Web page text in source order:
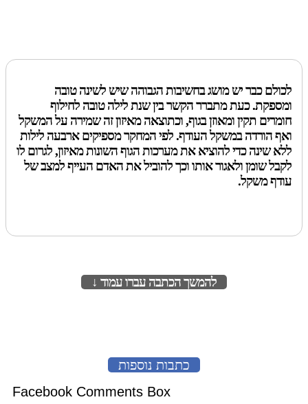
לכולם כבר יש מושג בחשיבות הגבוהה שיש לשינה טובה
ומספקת. כעת מתברר הקשר בין שנת לילה טובה לחילוף
חומרים תקין ומאוזן בגוף, וכתוצאה מאיזון זה שמירה על המשקל
ואף הורדה במשקל העודף. לפי המחקר מספיקים ארבעה לילות
ללא שינה כדי להוציא את מערכות הגוף השונות מאיזון, לגרום לו
לקבל שומן ולאגור אותו וכך להוביל את האדם העייף למצב של
עודף משקל.
להמשך הכתבה עברו עמוד ↓
כתבות נוספות
Facebook Comments Box